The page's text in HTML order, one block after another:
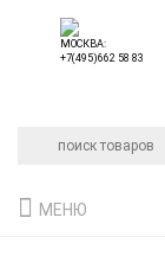
МЕНЮ